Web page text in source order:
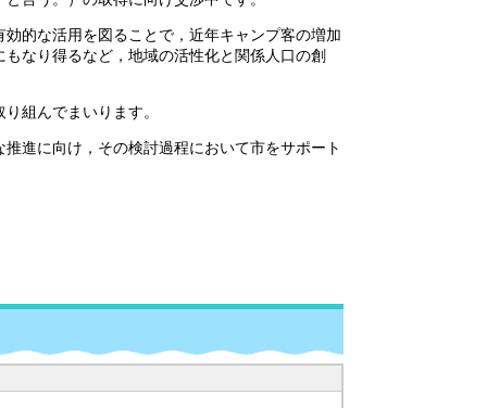
的な活用を図ることで，近年キャンプ客の増加
なり得るなど，地域の活性化と関係人口の創
組んでまいります。
進に向け，その検討過程において市をサポート